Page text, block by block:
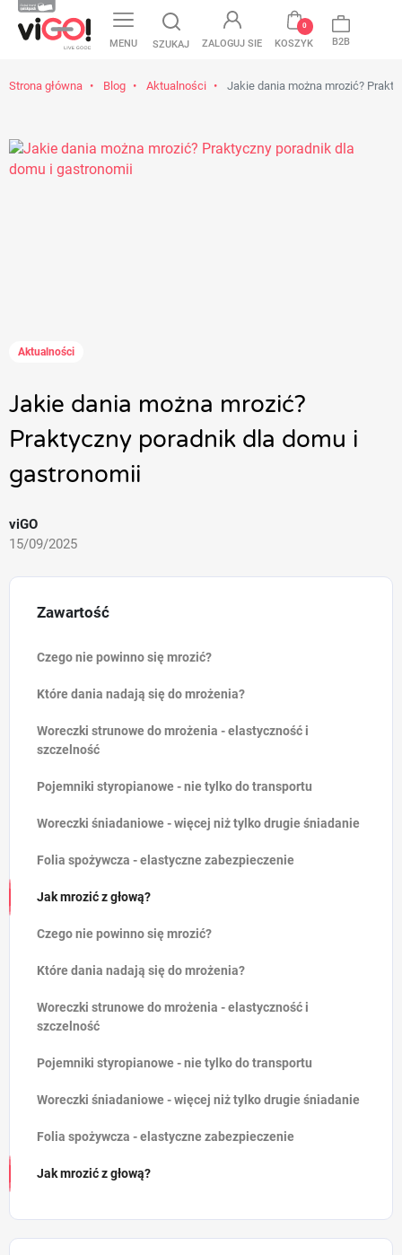
MENU SZUKAJ ZALOGUJ SIE KOSZYK
0
B2B
Strona główna Blog Aktualności Jakie dania można mrozić?
Aktualności
Jakie dania można mrozić?
Praktyczny poradnik dla domu i
gastronomii
viGO
15/09/2025
Zawartość
Czego nie powinno się mrozić?
Które dania nadają się do mrożenia?
Woreczki strunowe do mrożenia - elastyczność i
szczelność
Pojemniki styropianowe - nie tylko do transportu
Woreczki śniadaniowe - więcej niż tylko drugie śniadanie
Folia spożywcza - elastyczne zabezpieczenie
Jak mrozić z głową?
Czego nie powinno się mrozić?
Które dania nadają się do mrożenia?
Woreczki strunowe do mrożenia - elastyczność i
szczelność
Pojemniki styropianowe - nie tylko do transportu
Woreczki śniadaniowe - więcej niż tylko drugie śniadanie
Folia spożywcza - elastyczne zabezpieczenie
Jak mrozić z głową?